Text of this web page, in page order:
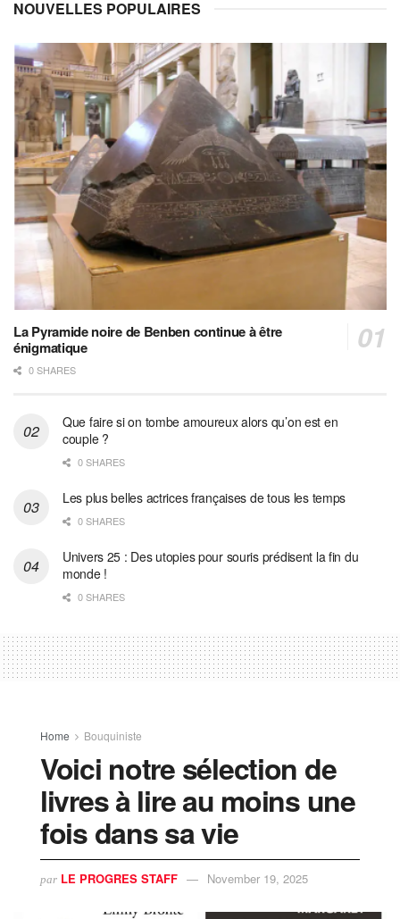
NOUVELLES POPULAIRES
La Pyramide noire de Benben continue à être
énigmatique
0 SHARES
Que faire si on tombe amoureux alors qu’on est en
couple ?
0 SHARES
Les plus belles actrices françaises de tous les temps
0 SHARES
Univers 25 : Des utopies pour souris prédisent la fin du
monde !
0 SHARES
Home Bouquiniste
Voici notre sélection de
livres à lire au moins une
fois dans sa vie
par LE PROGRES STAFF November 19, 2025